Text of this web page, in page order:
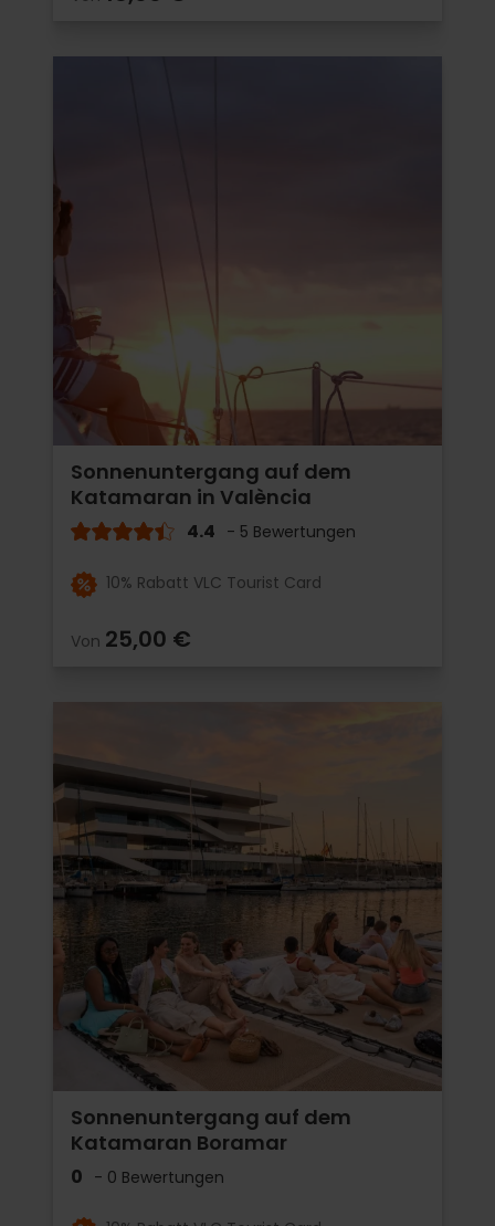
Sonnenuntergang auf dem
Katamaran in València
4.4 - 5 Bewertungen
10% Rabatt VLC Tourist Card
Von 25,00 €
Sonnenuntergang auf dem
Katamaran Boramar
0 - 0 Bewertungen